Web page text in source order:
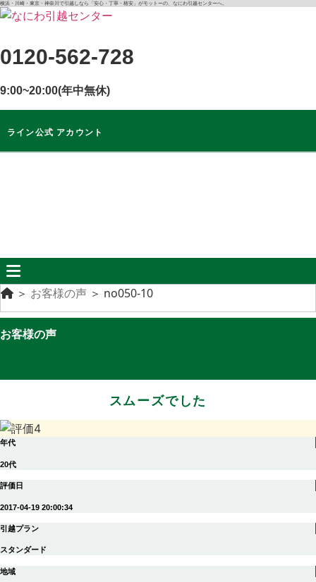
コ
ン
に
ス
キ
横浜・川崎・東京・神奈川で引越しなら「安心・丁寧・格安」がモットーの、なにわ引越センターへ。
0120-562-728
9:00~20:00(年中無休)
ライン公式 アカウント
＞ お客様の声 ＞ no050-10
お客様の声
スムーズでした
年代
20代
評価日
2017-04-19 20:00:34
引越プラン
スタンダード
地域